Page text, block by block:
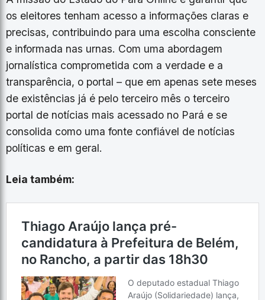
os eleitores tenham acesso a informações claras e
precisas, contribuindo para uma escolha consciente
e informada nas urnas. Com uma abordagem
jornalística comprometida com a verdade e a
transparência, o portal – que em apenas sete meses
de existências já é pelo terceiro mês o terceiro
portal de notícias mais acessado no Pará e se
consolida como uma fonte confiável de notícias
políticas e em geral.
Leia também: